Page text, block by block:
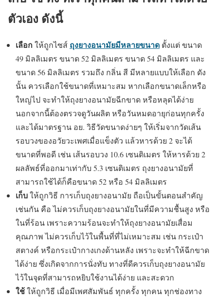
ตัวเอง ดังนี้
เลือก ให้ถูกไซส์ ถุงยางอนามัยมีหลายขนาด ตั้งแต่ ขนาด
49 มิลลิเมตร ขนาด 52 มิลลิเมตร ขนาด 54 มิลลิเมตร และ
ขนาด 56 มิลลิเมตร รวมถึง กลิ่น สี มีหลายแบบให้เลือก ดัง
นั้น ควรเลือกใช้ขนาดที่เหมาะสม หากเลือกขนาดเล็กหรือ
ใหญ่ไป จะทำให้ถุงยางอนามัยฉีกขาด หรือหลุดได้ง่าย
นอกจากนี้ต้องตรวจดูวันผลิต หรือวันหมดอายุก่อนทุกครั้ง
และได้มาตรฐาน อย. วิธีวัดขนาดง่ายๆ ให้เริ่มจากวัดเส้น
รอบวงของอวัยวะเพศเมื่อแข็งตัว แล้วหารด้วย 2 จะได้
ขนาดที่พอดี เช่น เส้นรอบวง 10.6 เซนติเมตร ให้หารด้วย 2
ผลลัพธ์ที่ออกมาเท่ากับ 5.3 เซนติเมตร ถุงยางอนามัยที่
สามารถใช้ได้ก็คือขนาด 52 หรือ 54 มิลลิเมตร
เก็บให้ถูกวิธี การเก็บถุงยางอนามัย ถือเป็นขั้นตอนสำคัญ
เช่นกัน คือ ไม่ควรเก็บถุงยางอนามัยในที่มีความชื้นสูง หรือ
ในที่ร้อน เพราะความร้อนจะทำให้ถุงยางอนามัยเสื่อม
คุณภาพ ไม่ควรเก็บไว้ในพื้นที่ที่ไม่เหมาะสม เช่น กระเป๋า
สตางค์ หรือกระเป๋ากางเกงด้านหลัง เพราะจะทำให้ฉีกขาด
ได้ง่าย ซึ่งเกิดจากการนั่งทับ ทางที่ดีควรเก็บถุงยางอนามัย
ไว้ในจุดที่สามารถหยิบใช้งานได้ง่าย และสะดวก
ใช้ให้ถูกวิธี เมื่อมีเพศสัมพันธ์ ทุกครั้ง ทุกคน ทุกช่องทาง